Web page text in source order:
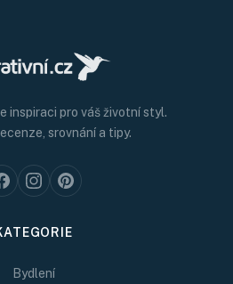
inspiraci pro váš životní styl.
srovnání a tipy.
Bydlení